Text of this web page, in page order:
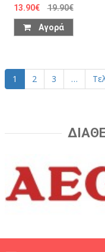
13.90€
19.90€
Αγορά
1 2 3 …